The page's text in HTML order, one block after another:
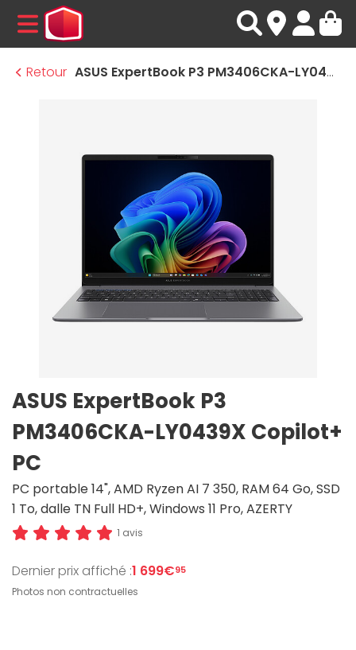
MENU
Retour
ASUS ExpertBook P3 PM3406CKA-LY0439X Copilot+ PC
ASUS ExpertBook P3
PM3406CKA-LY0439X Copilot+
PC
PC portable 14", AMD Ryzen AI 7 350, RAM 64 Go, SSD
1 To, dalle TN Full HD+, Windows 11 Pro, AZERTY
1 avis
Dernier prix affiché :1 699€95
Photos non contractuelles